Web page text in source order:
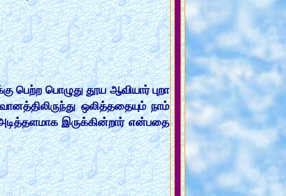
பெற்ற பொழுது தூய ஆவியார் புறா
ஒலித்ததையும் நாம்
இருக்கின்றார் என்பதை